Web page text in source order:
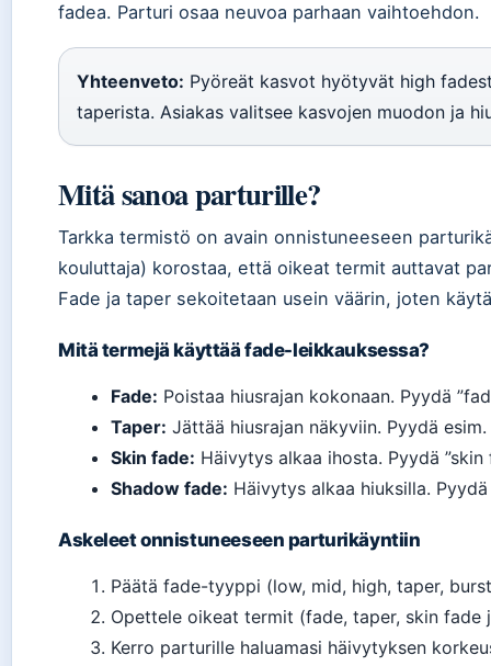
fadea. Parturi osaa neuvoa parhaan vaihtoehdon.
Yhteenveto: Pyöreät kasvot hyötyvät high
taperista. Asiakas valitsee kasvojen muodon ja
Mitä sanoa parturille?
Tarkka termistö on avain onnistuneeseen
kouluttaja) korostaa, että oikeat termit auttavat
Fade ja taper sekoitetaan usein väärin, joten
Mitä termejä käyttää fade-leikkauksessa?
Fade: Poistaa hiusrajan kokonaan. Pyydä
Taper: Jättää hiusrajan näkyviin. Pyydä esim.
Skin fade: Häivytys alkaa ihosta. Pyydä ”skin
Shadow fade: Häivytys alkaa hiuksilla. Pyydä
Askeleet onnistuneeseen parturikäyntiin
Päätä fade-tyyppi (low, mid, high, taper,
Opettele oikeat termit (fade, taper, skin fade
Kerro parturille haluamasi häivytyksen